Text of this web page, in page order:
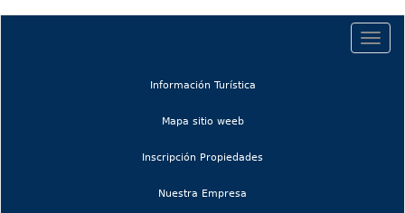
Información Turística(current)
Mapa sitio weeb(current)
Inscripción Propiedades
Nuestra Empresa